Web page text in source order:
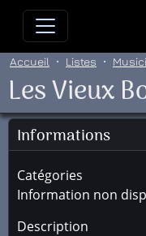
Allez directement au
Accueil Listes
Les Vieux
Informations
Catégories
Information non
Description